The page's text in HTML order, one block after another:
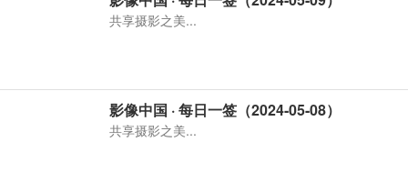
共享摄影之美...
影像中国 · 每日一签（2024-05-08）
共享摄影之美...